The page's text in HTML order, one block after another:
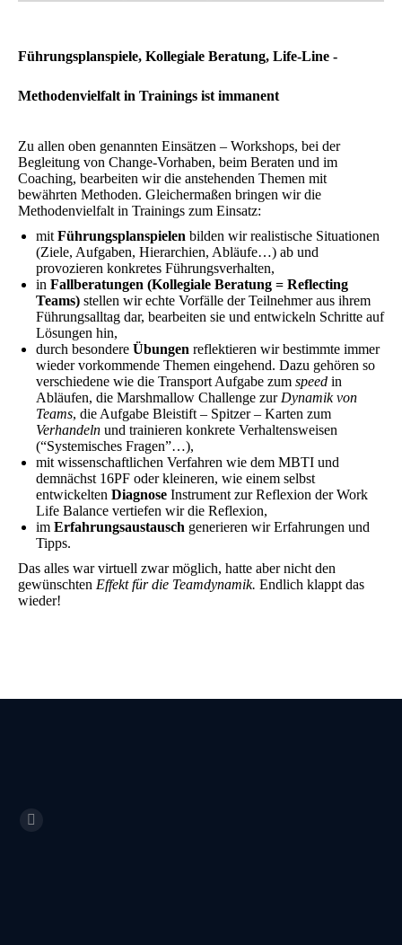
Führungsplanspiele, Kollegiale Beratung, Life-Line -
Methodenvielfalt in Trainings ist immanent
Zu allen oben genannten Einsätzen – Workshops, bei der
Begleitung von Change-Vorhaben, beim Beraten und im
Coaching, bearbeiten wir die anstehenden Themen mit
bewährten Methoden. Gleichermaßen bringen wir die
Methodenvielfalt in Trainings zum Einsatz:
mit Führungsplanspielen bilden wir realistische Situationen
(Ziele, Aufgaben, Hierarchien, Abläufe…) ab und
provozieren konkretes Führungsverhalten,
in Fallberatungen (Kollegiale Beratung = Reflecting
Teams) stellen wir echte Vorfälle der Teilnehmer aus ihrem
Führungsalltag dar, bearbeiten sie und entwickeln Schritte auf
Lösungen hin,
durch besondere Übungen reflektieren wir bestimmte immer
wieder vorkommende Themen eingehend. Dazu gehören so
verschiedene wie die Transport Aufgabe zum speed in
Abläufen, die Marshmallow Challenge zur Dynamik von
Teams, die Aufgabe Bleistift – Spitzer – Karten zum
Verhandeln und trainieren konkrete Verhaltensweisen
(“Systemisches Fragen”…),
mit wissenschaftlichen Verfahren wie dem MBTI und
demnächst 16PF oder kleineren, wie einem selbst
entwickelten Diagnose Instrument zur Reflexion der Work
Life Balance vertiefen wir die Reflexion,
im Erfahrungsaustausch generieren wir Erfahrungen und
Tipps.
Das alles war virtuell zwar möglich, hatte aber nicht den
gewünschten Effekt für die Teamdynamik. Endlich klappt das
wieder!